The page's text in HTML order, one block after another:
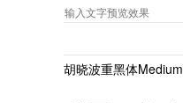
胡晓波重黑体Medium